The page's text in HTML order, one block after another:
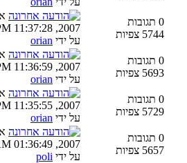
0 תגובות
5744 צפיות
2007, 11:37:28 PM
על ידי orian
0 תגובות
5693 צפיות
2007, 11:36:59 PM
על ידי orian
0 תגובות
5729 צפיות
2007, 11:35:55 PM
על ידי orian
0 תגובות
5657 צפיות
2007, 01:36:49 AM
על ידי poli